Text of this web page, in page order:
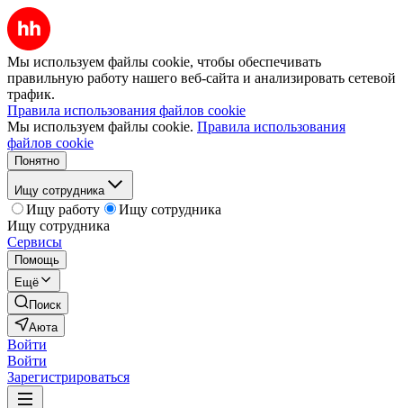
Мы используем файлы cookie, чтобы обеспечивать
правильную работу нашего веб-сайта и анализировать сетевой
трафик.
Правила использования файлов cookie
Мы используем файлы cookie. Правила использования
файлов cookie
Понятно
Ищу сотрудника
Ищу работу
Ищу сотрудника
Ищу сотрудника
Сервисы
Помощь
Ещё
Поиск
Аюта
Войти
Войти
Зарегистрироваться